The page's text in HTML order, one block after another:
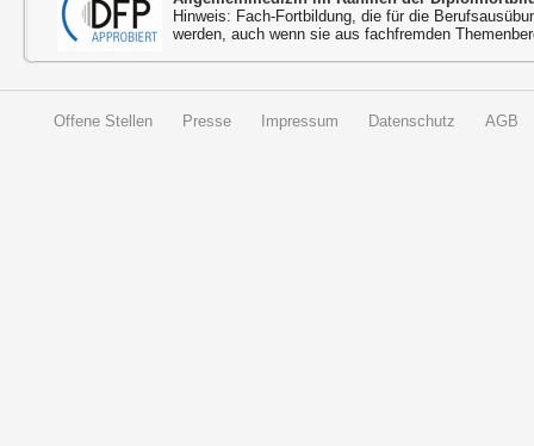
Hinweis: Fach-Fortbildung, die für die
werden, auch wenn sie aus fachfremden
Offene Stellen Presse Impressum Datenschutz AGB